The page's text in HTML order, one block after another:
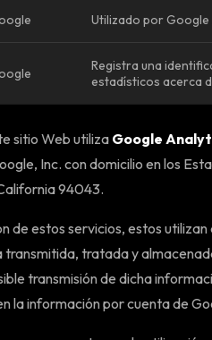
Utilizado por
Registra una
estadísticos acerca
sitio Web utiliza Google
Inc. con domicilio en los
94043.
de estos servicios, estos
transmitida, tratada y
transmisión de dicha
la información por cuenta de